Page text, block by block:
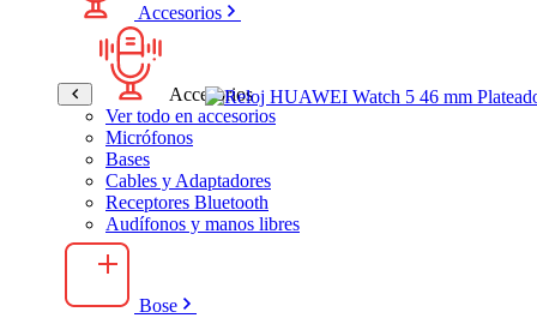
Accesorios
Accesorios
Ver todo en accesorios
Micrófonos
Bases
Cables y Adaptadores
Receptores Bluetooth
Audífonos y manos libres
Bose